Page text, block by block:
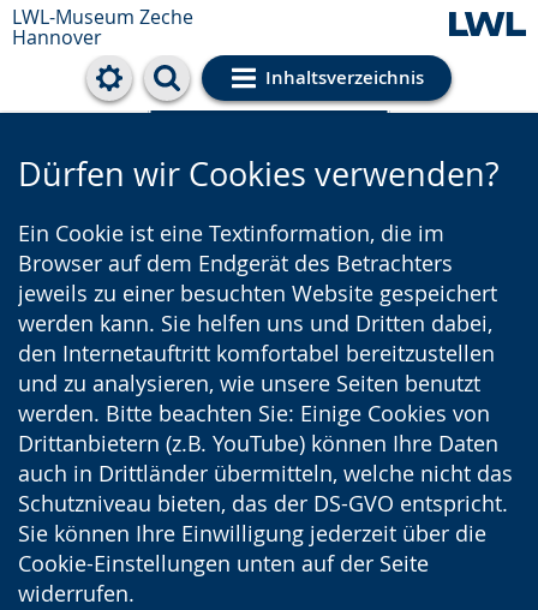
LWL-Museum Zeche
Hannover
Inhaltsverzeichnis
Cookie-Einstellungen
Dürfen wir Cookies verwenden?
Ein Cookie ist eine Textinformation, die im
Browser auf dem Endgerät des Betrachters
jeweils zu einer besuchten Website gespeichert
werden kann. Sie helfen uns und Dritten dabei,
den Internetauftritt komfortabel bereitzustellen
und zu analysieren, wie unsere Seiten benutzt
werden. Bitte beachten Sie: Einige Cookies von
Drittanbietern (z.B. YouTube) können Ihre Daten
auch in Drittländer übermitteln, welche nicht das
Schutzniveau bieten, das der DS-GVO entspricht.
Sie können Ihre Einwilligung jederzeit über die
Cookie-Einstellungen unten auf der Seite
widerrufen.